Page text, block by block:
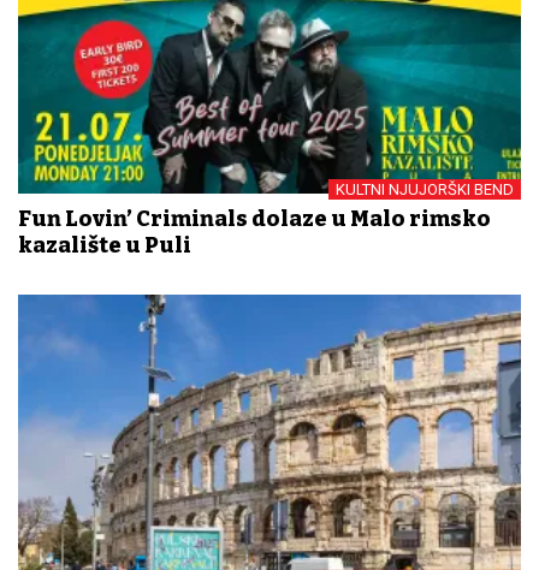
KULTNI NJUJORŠKI BEND
Fun Lovin’ Criminals dolaze u Malo rimsko
kazalište u Puli